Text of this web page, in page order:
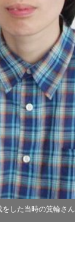
した当時の箕輪さん